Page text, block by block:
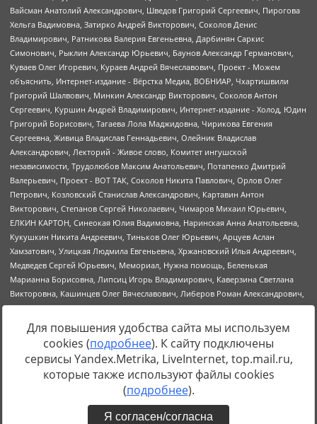
https://minjust.gov.ru/uploaded/files/reestr-
inostrannyih-agentov-22-03-2024.pdfданные на22.03.2024
Для повышения удобства сайта мы используем
cookies (подробнее). К сайту подключены
сервисы Yandex.Metrika, LiveInternet, top.mail.ru,
которые также используют файлы cookies
(подробнее).
Я согласен/согласна